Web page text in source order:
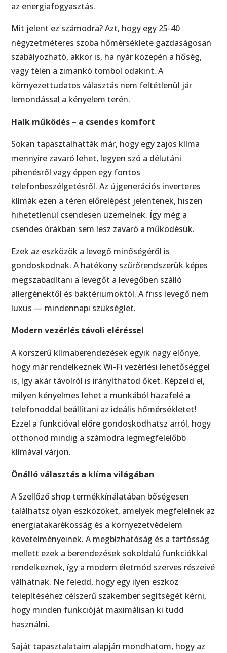
az energiafogyasztás.
Mit jelent ez számodra? Azt, hogy egy 25-40
négyzetméteres szoba hőmérséklete gazdaságosan
szabályozható, akkor is, ha nyár közepén a hőség,
vagy télen a zimankó tombol odakint. A
környezettudatos választás nem feltétlenül jár
lemondással a kényelem terén.
Halk működés – a csendes komfort
Sokan tapasztalhatták már, hogy egy zajos klíma
mennyire zavaró lehet, legyen szó a délutáni
pihenésről vagy éppen egy fontos
telefonbeszélgetésről. Az újgenerációs inverteres
klímák ezen a téren előrelépést jelentenek, hiszen
hihetetlenül csendesen üzemelnek. Így még a
csendes órákban sem lesz zavaró a működésük.
Ezek az eszközök a levegő minőségéről is
gondoskodnak. A hatékony szűrőrendszerük képes
megszabadítani a levegőt a levegőben szálló
allergénektől és baktériumoktól. A friss levegő nem
luxus — mindennapi szükséglet.
Modern vezérlés távoli eléréssel
A korszerű klímaberendezések egyik nagy előnye,
hogy már rendelkeznek Wi-Fi vezérlési lehetőséggel
is, így akár távolról is irányíthatod őket. Képzeld el,
milyen kényelmes lehet a munkából hazafelé a
telefonoddal beállítani az ideális hőmérsékletet!
Ezzel a funkcióval előre gondoskodhatsz arról, hogy
otthonod mindig a számodra legmegfelelőbb
klímával várjon.
Önálló választás a klíma világában
A Szellőző shop termékkínálatában bőségesen
találhatsz olyan eszközöket, amelyek megfelelnek az
energiatakarékosság és a környezetvédelem
követelményeinek. A megbízhatóság és a tartósság
mellett ezek a berendezések sokoldalú funkciókkal
rendelkeznek, így a modern életmód szerves részeivé
válhatnak. Ne feledd, hogy egy ilyen eszköz
telepítéséhez célszerű szakember segítségét kérni,
hogy minden funkcióját maximálisan ki tudd
használni.
Saját tapasztalataim alapján mondhatom, hogy az